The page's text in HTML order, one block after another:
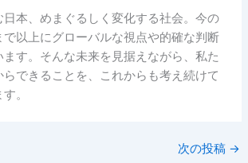
本、めまぐるしく変化する社会。今の
以上にグローバルな視点や的確な判断
す。そんな未来を見据えながら、私た
できることを、これからも考え続けて
。
次の投稿 →